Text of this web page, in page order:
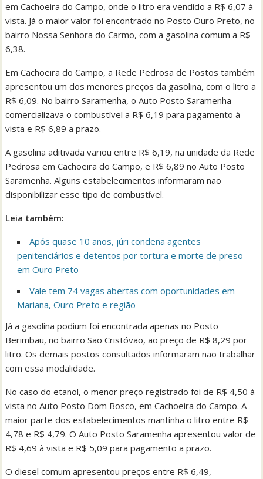
em Cachoeira do Campo, onde o litro era vendido a R$ 6,07 à
vista. Já o maior valor foi encontrado no Posto Ouro Preto, no
bairro Nossa Senhora do Carmo, com a gasolina comum a R$
6,38.
Em Cachoeira do Campo, a Rede Pedrosa de Postos também
apresentou um dos menores preços da gasolina, com o litro a
R$ 6,09. No bairro Saramenha, o Auto Posto Saramenha
comercializava o combustível a R$ 6,19 para pagamento à
vista e R$ 6,89 a prazo.
A gasolina aditivada variou entre R$ 6,19, na unidade da Rede
Pedrosa em Cachoeira do Campo, e R$ 6,89 no Auto Posto
Saramenha. Alguns estabelecimentos informaram não
disponibilizar esse tipo de combustível.
Leia também:
Após quase 10 anos, júri condena agentes
penitenciários e detentos por tortura e morte de preso
em Ouro Preto
Vale tem 74 vagas abertas com oportunidades em
Mariana, Ouro Preto e região
Já a gasolina podium foi encontrada apenas no Posto
Berimbau, no bairro São Cristóvão, ao preço de R$ 8,29 por
litro. Os demais postos consultados informaram não trabalhar
com essa modalidade.
No caso do etanol, o menor preço registrado foi de R$ 4,50 à
vista no Auto Posto Dom Bosco, em Cachoeira do Campo. A
maior parte dos estabelecimentos mantinha o litro entre R$
4,78 e R$ 4,79. O Auto Posto Saramenha apresentou valor de
R$ 4,69 à vista e R$ 5,09 para pagamento a prazo.
O diesel comum apresentou preços entre R$ 6,49,